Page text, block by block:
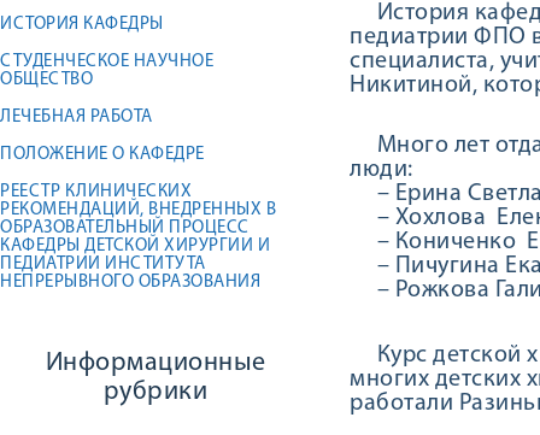
ИСТОРИЯ КАФЕДРЫ
СТУДЕНЧЕСКОЕ НАУЧНОЕ
ОБЩЕСТВО
ЛЕЧЕБНАЯ РАБОТА
ПОЛОЖЕНИЕ О КАФЕДРЕ
РЕЕСТР КЛИНИЧЕСКИХ
РЕКОМЕНДАЦИЙ, ВНЕДРЕННЫХ В
ОБРАЗОВАТЕЛЬНЫЙ ПРОЦЕСС
КАФЕДРЫ ДЕТСКОЙ ХИРУРГИИ И
ПЕДИАТРИИ ИНСТИТУТА
НЕПРЕРЫВНОГО ОБРАЗОВАНИЯ
Информационные
рубрики
История
педиатрии ФПО
специалиста,
Никитиной,
Много лет
люди:
– Ерина
– Хохлова
– Кониченко
– Пичугина
– Рожкова
Курс детской
многих детских
работали